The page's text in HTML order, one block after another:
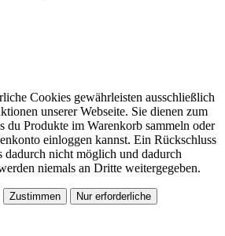
Cookies gewährleisten ausschließlich
unserer Webseite. Sie dienen zum
du Produkte im Warenkorb sammeln oder
einloggen kannst. Ein Rückschluss
dadurch nicht möglich und dadurch
niemals an Dritte weitergegeben.
Zustimmen Nur erforderliche